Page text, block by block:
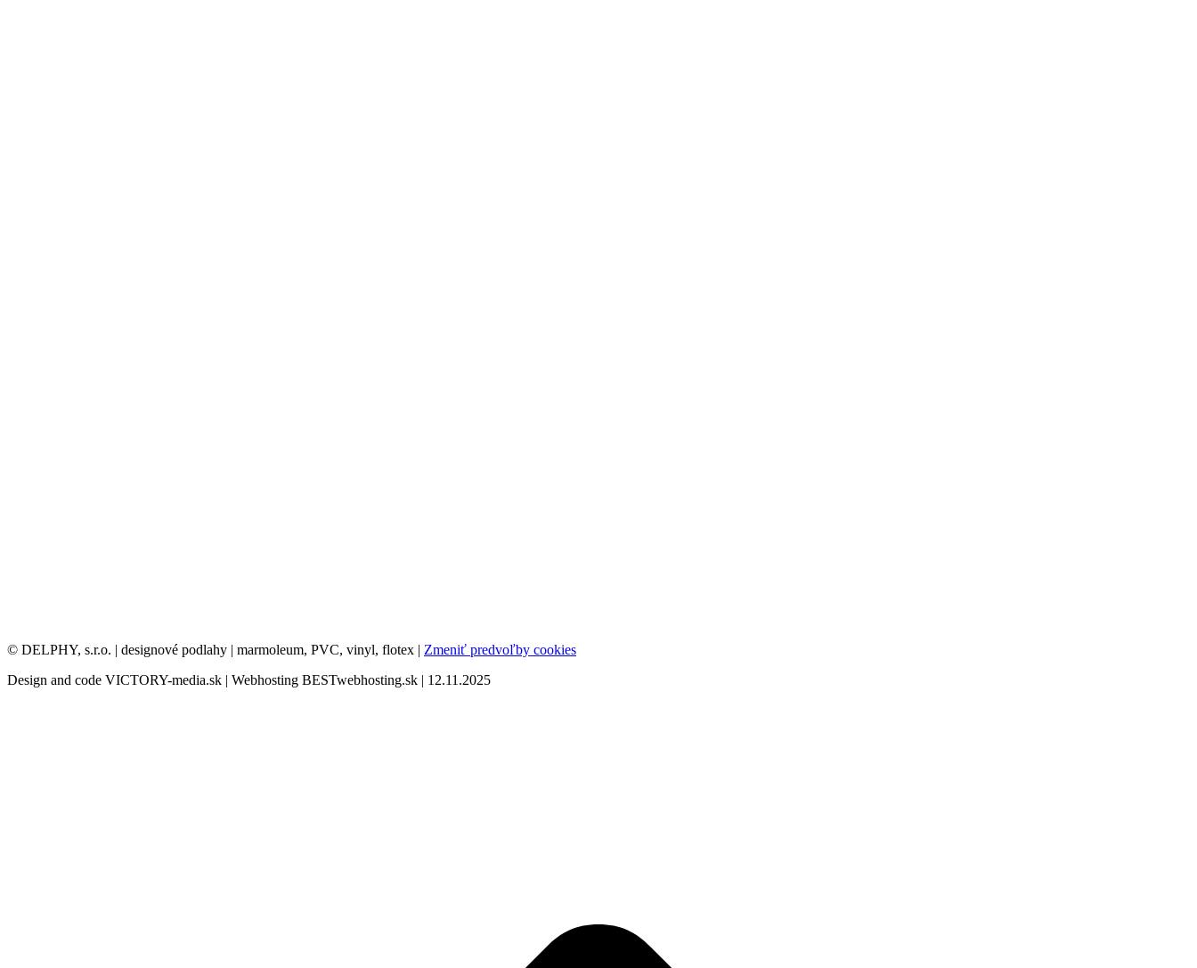
© DELPHY, s.r.o. | designové podlahy | marmoleum, PVC, vinyl, flotex | Zmeniť predvoľby cookies
Design and code VICTORY-media.sk | Webhosting BESTwebhosting.sk | 12.11.2025